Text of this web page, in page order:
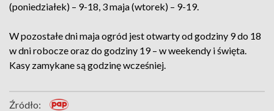
(poniedziałek) – 9-18, 3 maja (wtorek) – 9-19.
W pozostałe dni maja ogród jest otwarty od godziny 9 do 18
w dni robocze oraz do godziny 19 – w weekendy i święta.
Kasy zamykane są godzinę wcześniej.
Źródło: